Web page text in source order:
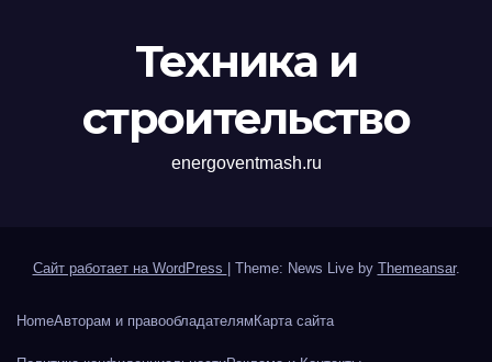
Техника и
строительство
energoventmash.ru
Сайт работает на WordPress Theme: News Live by Themeansar.
HomeАвторам и правообладателям Карта сайта